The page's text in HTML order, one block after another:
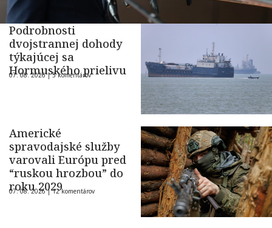
Podrobnosti
dvojstrannej dohody
týkajúcej sa
Hormuského prielivu
07. 08. 2026 |5 komentárov
Americké
spravodajské služby
varovali Európu pred
“ruskou hrozbou” do
roku 2029
07. 08. 2026 |12 komentárov